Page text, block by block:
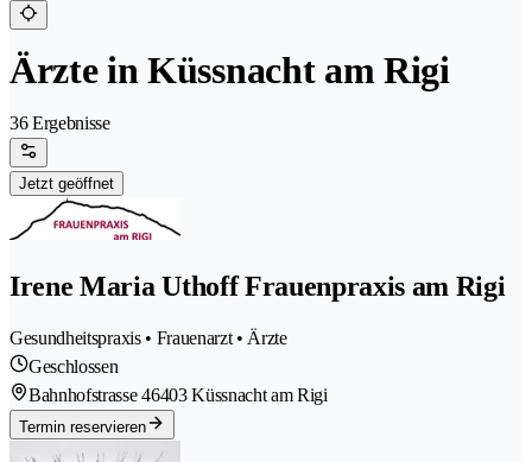
Ärzte in Küssnacht am Rigi
36 Ergebnisse
Jetzt geöffnet
Irene Maria Uthoff Frauenpraxis am Rigi
Gesundheitspraxis • Frauenarzt • Ärzte
Geschlossen
Bahnhofstrasse 46403 Küssnacht am Rigi
Termin reservieren